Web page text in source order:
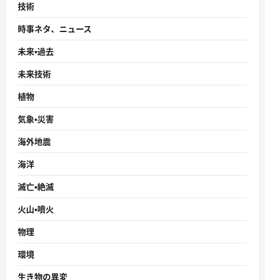
技術
時事ネタ、ニュース
未来・過去
未来技術
植物
気象・災害
海外地震
海洋
滅亡・絶滅
火山・噴火
物理
環境
生き物の異変